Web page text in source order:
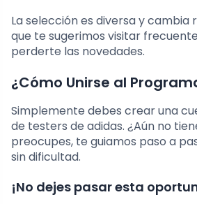
La selección es diversa y cambia
que te sugerimos visitar
perderte las novedades.
¿Cómo Unirse al
Simplemente debes crear una
de testers de adidas. ¿Aún no
preocupes, te guiamos paso a
sin dificultad.
¡No dejes pasar esta